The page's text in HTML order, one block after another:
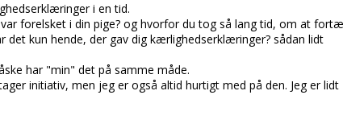
i en tid.
forelsket i din pige? og hvorfor du tog så lang tid, om at
det kun hende, der gav dig kærlighedserklæringer? sådan lidt
har "min" det på samme måde.
initiativ, men jeg er også altid hurtigt med på den. Jeg er lidt